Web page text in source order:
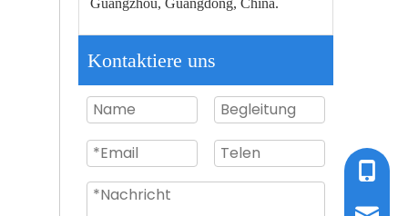
Kontaktiere uns
Tel /